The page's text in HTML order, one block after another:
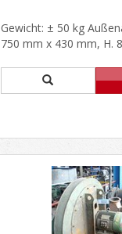
Gewicht: ± 50 kg
750 mm x 430 mm, H.